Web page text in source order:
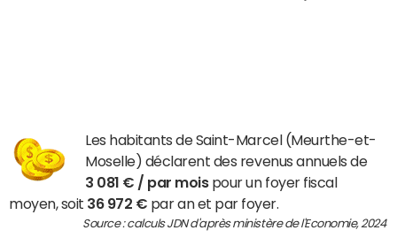
Les habitants de Saint-Marcel (Meurthe-et-
Moselle) déclarent des revenus annuels de
3 081 € / par moispour un foyer fiscal
moyen, soit 36 972 € par an et par foyer.
Source : calculs JDN d'après ministère de l'Economie, 2024